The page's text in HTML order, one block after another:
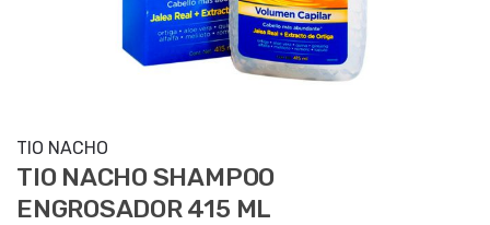
TIO NACHO
TIO NACHO SHAMPOO
ENGROSADOR 415 ML